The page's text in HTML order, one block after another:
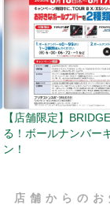
【店舗限定】
る！ボールナンバー
ン！
店舗からのお